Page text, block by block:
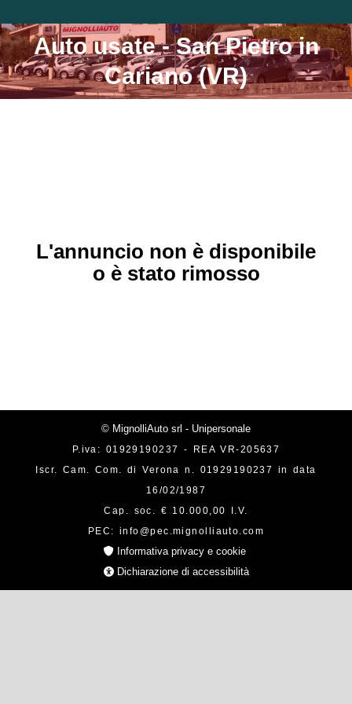
Auto usate - San Pietro in
Cariano (VR)
Tu sei qui:
L'annuncio non è disponibile
o è stato rimosso
© MignolliAuto srl - Unipersonale
P.iva: 01929190237 - REA VR-205637
Iscr. Cam. Com. di Verona n. 01929190237 in data
16/02/1987
Cap. soc. € 10.000,00 I.V.
PEC: info@pec.mignolliauto.com
Informativa privacy e cookie
Dichiarazione di accessibilità